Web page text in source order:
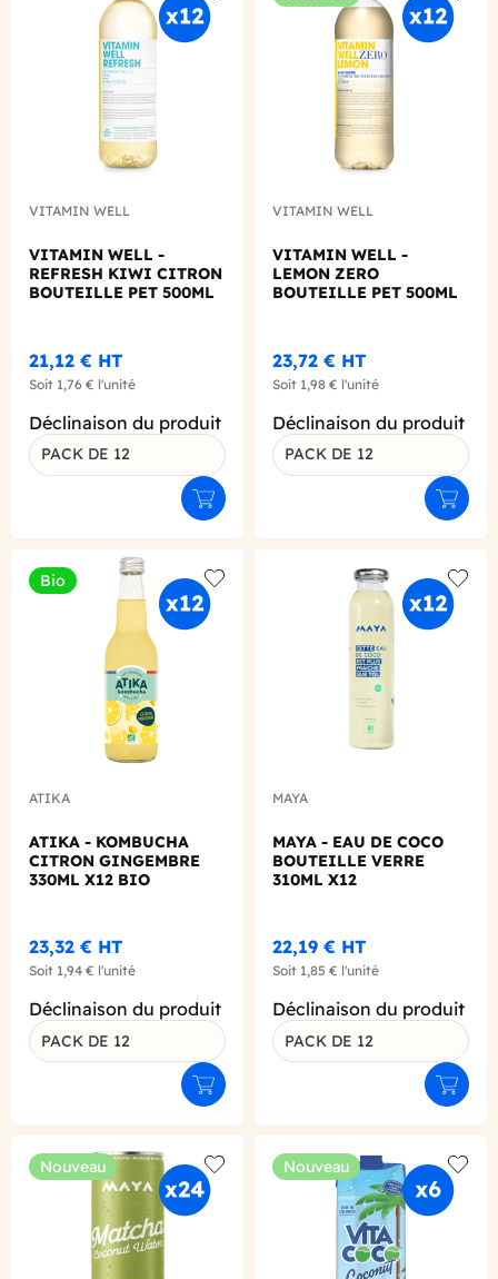
Add to wishlist
VITAMIN WELL
VITAMIN WELL -
REFRESH KIWI CITRON
BOUTEILLE PET 500ML
21,12 € HT
Soit 1,76 € l'unité
Déclinaison du produit
PACK DE 12
Ajouter au panier
Add
VITAMIN WELL
VITAMIN WELL -
LEMON ZERO
BOUTEILLE PET 500ML
23,72 € HT
Soit 1,98 € l'unité
Déclinaison du produit
PACK DE 12
Bio
Add to wishlist
ATIKA
ATIKA - KOMBUCHA
CITRON GINGEMBRE
330ML X12 BIO
23,32 € HT
Soit 1,94 € l'unité
Déclinaison du produit
PACK DE 12
Ajouter au panier
Add
MAYA
MAYA - EAU DE COCO
BOUTEILLE VERRE
310ML X12
22,19 € HT
Soit 1,85 € l'unité
Déclinaison du produit
PACK DE 12
Nouveau
Add to wishlist
Nouveau
Add